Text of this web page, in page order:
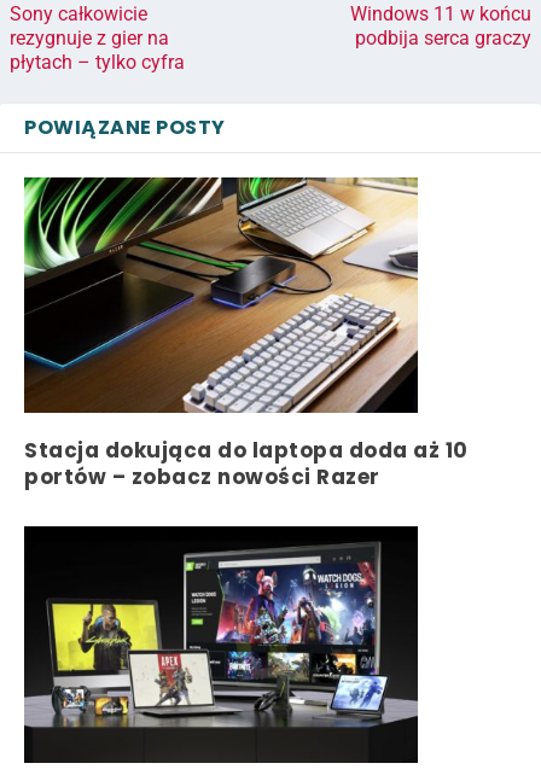
Sony całkowicie
rezygnuje z gier na
płytach – tylko cyfra
Windows 11 w końcu
podbija serca graczy
POWIĄZANE POSTY
Stacja dokująca do laptopa doda aż 10
portów – zobacz nowości Razer